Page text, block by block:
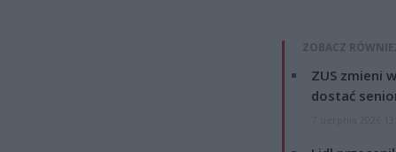
ZOBACZ
ZUS zmieni
dostać